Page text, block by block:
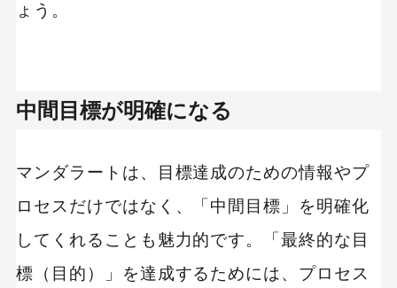
ょう。
中間目標が明確になる
マンダラートは、目標達成のための情報やプ
ロセスだけではなく、「中間目標」を明確化
してくれることも魅力的です。「最終的な目
標（目的）」を達成するためには、プロセス